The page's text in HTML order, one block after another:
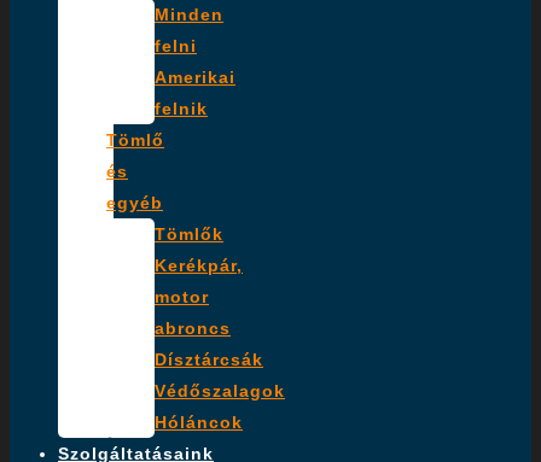
Minden
felni
Amerikai
felnik
Tömlő
és
egyéb
Tömlők
Kerékpár,
motor
abroncs
Dísztárcsák
Védőszalagok
Hóláncok
Szolgáltatásaink